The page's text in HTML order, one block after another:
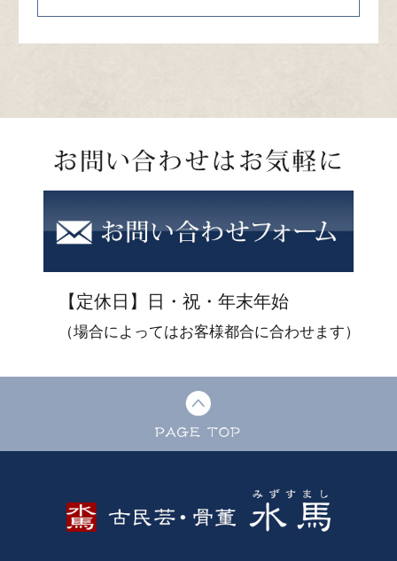
【定休日】日・祝・年末年始
（場合によってはお客様都合に合わせます）